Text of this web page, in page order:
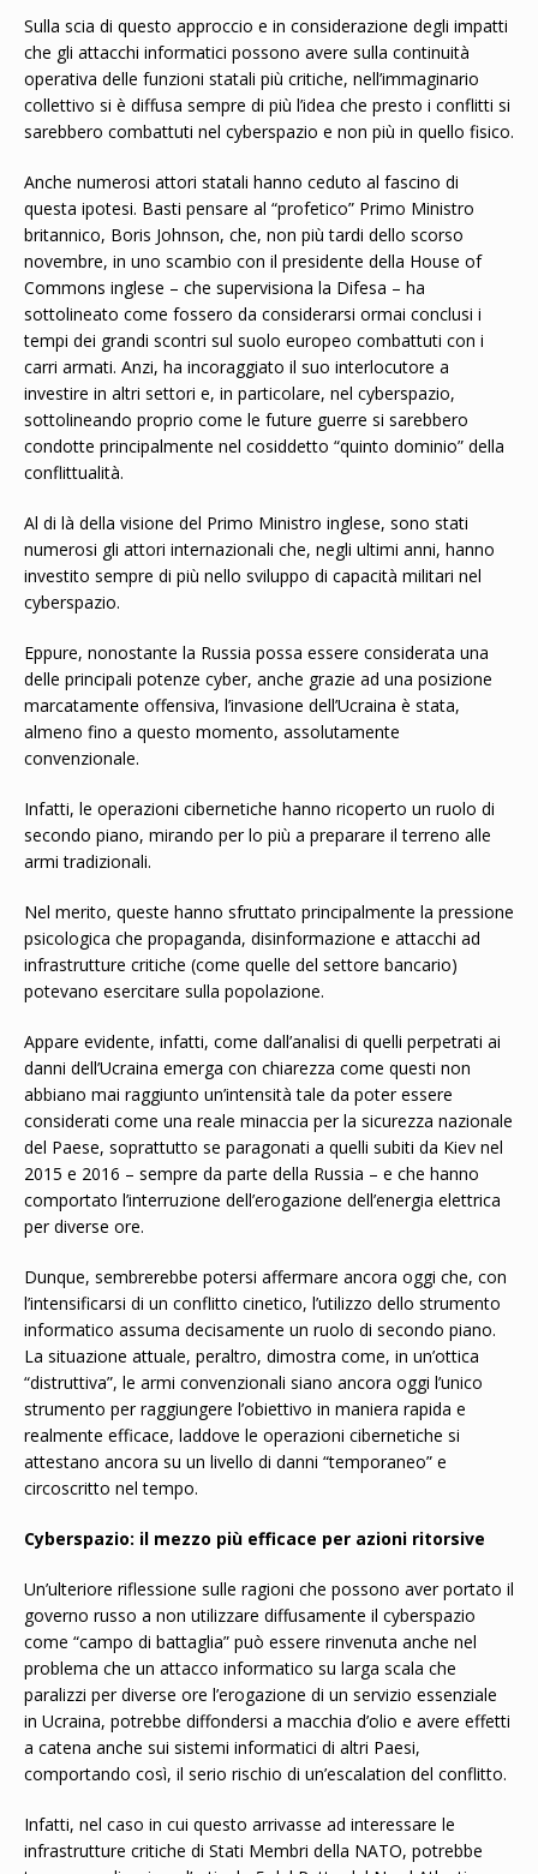
Sulla scia di questo approccio e in considerazione degli impatti
che gli attacchi informatici possono avere sulla continuità
operativa delle funzioni statali più critiche, nell’immaginario
collettivo si è diffusa sempre di più l’idea che presto i conflitti si
sarebbero combattuti nel cyberspazio e non più in quello fisico.
Anche numerosi attori statali hanno ceduto al fascino di
questa ipotesi. Basti pensare al “profetico” Primo Ministro
britannico, Boris Johnson, che, non più tardi dello scorso
novembre, in uno scambio con il presidente della House of
Commons inglese – che supervisiona la Difesa – ha
sottolineato come fossero da considerarsi ormai conclusi i
tempi dei grandi scontri sul suolo europeo combattuti con i
carri armati. Anzi, ha incoraggiato il suo interlocutore a
investire in altri settori e, in particolare, nel cyberspazio,
sottolineando proprio come le future guerre si sarebbero
condotte principalmente nel cosiddetto “quinto dominio” della
conflittualità.
Al di là della visione del Primo Ministro inglese, sono stati
numerosi gli attori internazionali che, negli ultimi anni, hanno
investito sempre di più nello sviluppo di capacità militari nel
cyberspazio.
Eppure, nonostante la Russia possa essere considerata una
delle principali potenze cyber, anche grazie ad una posizione
marcatamente offensiva, l’invasione dell’Ucraina è stata,
almeno fino a questo momento, assolutamente
convenzionale.
Infatti, le operazioni cibernetiche hanno ricoperto un ruolo di
secondo piano, mirando per lo più a preparare il terreno alle
armi tradizionali.
Nel merito, queste hanno sfruttato principalmente la pressione
psicologica che propaganda, disinformazione e attacchi ad
infrastrutture critiche (come quelle del settore bancario)
potevano esercitare sulla popolazione.
Appare evidente, infatti, come dall’analisi di quelli perpetrati ai
danni dell’Ucraina emerga con chiarezza come questi non
abbiano mai raggiunto un’intensità tale da poter essere
considerati come una reale minaccia per la sicurezza nazionale
del Paese, soprattutto se paragonati a quelli subiti da Kiev nel
2015 e 2016 – sempre da parte della Russia – e che hanno
comportato l’interruzione dell’erogazione dell’energia elettrica
per diverse ore.
Dunque, sembrerebbe potersi affermare ancora oggi che, con
l’intensificarsi di un conflitto cinetico, l’utilizzo dello strumento
informatico assuma decisamente un ruolo di secondo piano.
La situazione attuale, peraltro, dimostra come, in un’ottica
“distruttiva”, le armi convenzionali siano ancora oggi l’unico
strumento per raggiungere l’obiettivo in maniera rapida e
realmente efficace, laddove le operazioni cibernetiche si
attestano ancora su un livello di danni “temporaneo” e
circoscritto nel tempo.
Cyberspazio: il mezzo più efficace per azioni ritorsive
Un’ulteriore riflessione sulle ragioni che possono aver portato il
governo russo a non utilizzare diffusamente il cyberspazio
come “campo di battaglia” può essere rinvenuta anche nel
problema che un attacco informatico su larga scala che
paralizzi per diverse ore l’erogazione di un servizio essenziale
in Ucraina, potrebbe diffondersi a macchia d’olio e avere effetti
a catena anche sui sistemi informatici di altri Paesi,
comportando così, il serio rischio di un’escalation del conflitto.
Infatti, nel caso in cui questo arrivasse ad interessare le
infrastrutture critiche di Stati Membri della NATO, potrebbe